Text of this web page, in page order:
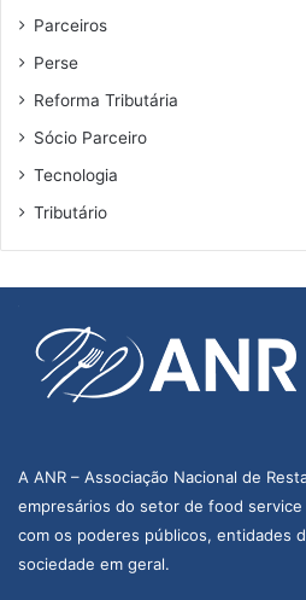
Parceiros
Perse
Reforma Tributária
Sócio Parceiro
Tecnologia
Tributário
A ANR – Associação Nacional de
empresários do setor de food
com os poderes públicos, entidades
sociedade em geral.